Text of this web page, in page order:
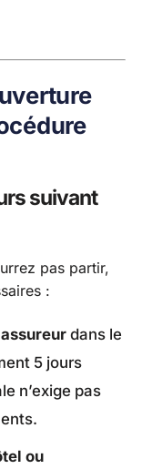
suivant
pas partir,
:
dans le
5 jours
n’exige pas
ou